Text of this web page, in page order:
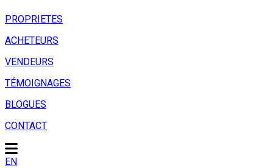
PROPRIETES
ACHETEURS
VENDEURS
TÉMOIGNAGES
BLOGUES
CONTACT
EN